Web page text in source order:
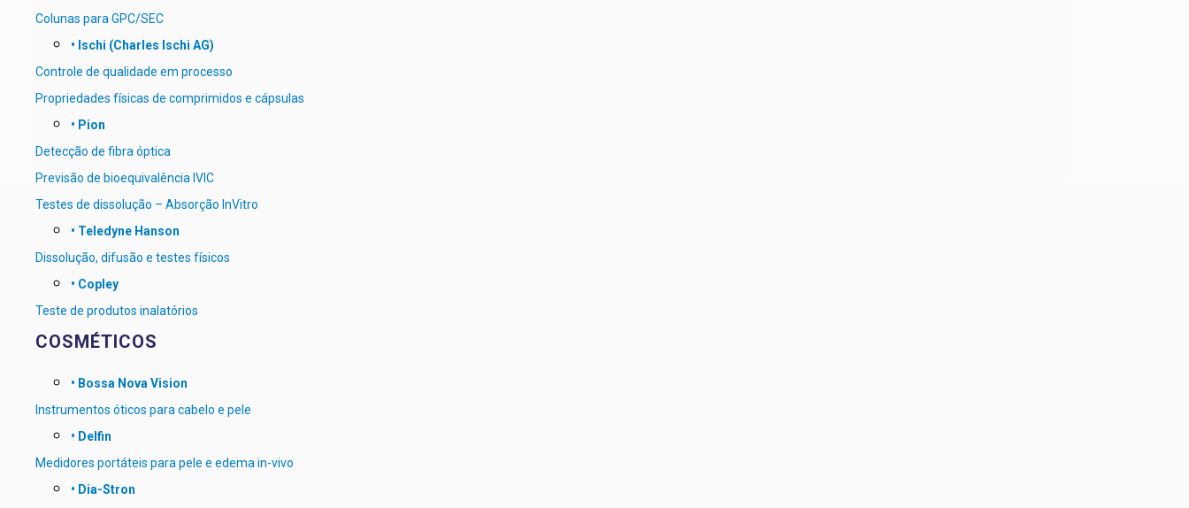
Colunas para GPC/SEC
• Ischi (Charles Ischi AG)
Controle de qualidade em processo
Propriedades físicas de comprimidos e cápsulas
• Pion
Detecção de fibra óptica
Previsão de bioequivalência IVIC
Testes de dissolução – Absorção InVitro
• Teledyne Hanson
Dissolução, difusão e testes físicos
• Copley
Teste de produtos inalatórios
COSMÉTICOS
• Bossa Nova Vision
Instrumentos óticos para cabelo e pele
• Delfin
Medidores portáteis para pele e edema in-vivo
• Dia-Stron